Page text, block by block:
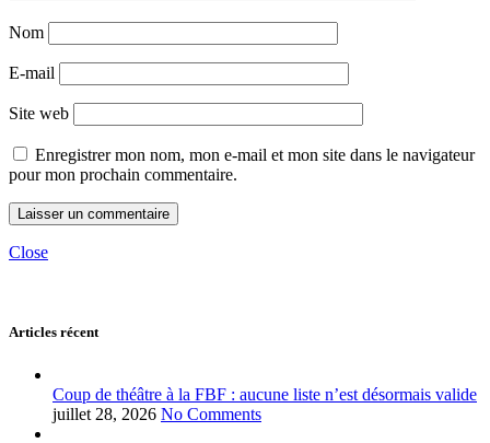
Nom
E-mail
Site web
Enregistrer mon nom, mon e-mail et mon site dans le navigateur
pour mon prochain commentaire.
Close
Articles récent
Coup de théâtre à la FBF : aucune liste n’est désormais valide
juillet 28, 2026 No Comments